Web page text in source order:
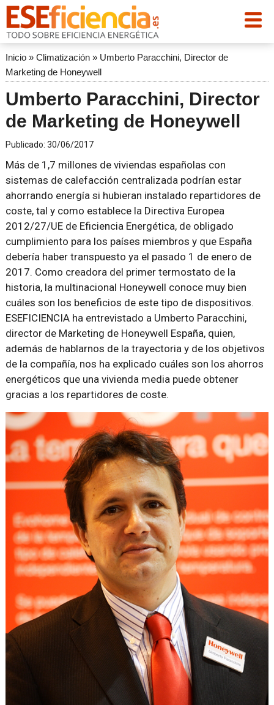
Inicio» Climatización» Umberto Paracchini, Director de
Marketing de Honeywell
Umberto Paracchini, Director
de Marketing de Honeywell
Publicado: 30/06/2017
Más de 1,7 millones de viviendas españolas con
sistemas de calefacción centralizada podrían estar
ahorrando energía si hubieran instalado repartidores de
coste, tal y como establece la Directiva Europea
2012/27/UE de Eficiencia Energética, de obligado
cumplimiento para los países miembros y que España
debería haber transpuesto ya el pasado 1 de enero de
2017. Como creadora del primer termostato de la
historia, la multinacional Honeywell conoce muy bien
cuáles son los beneficios de este tipo de dispositivos.
ESEFICIENCIA ha entrevistado a Umberto Paracchini,
director de Marketing de Honeywell España, quien,
además de hablarnos de la trayectoria y de los objetivos
de la compañía, nos ha explicado cuáles son los ahorros
energéticos que una vivienda media puede obtener
gracias a los repartidores de coste.